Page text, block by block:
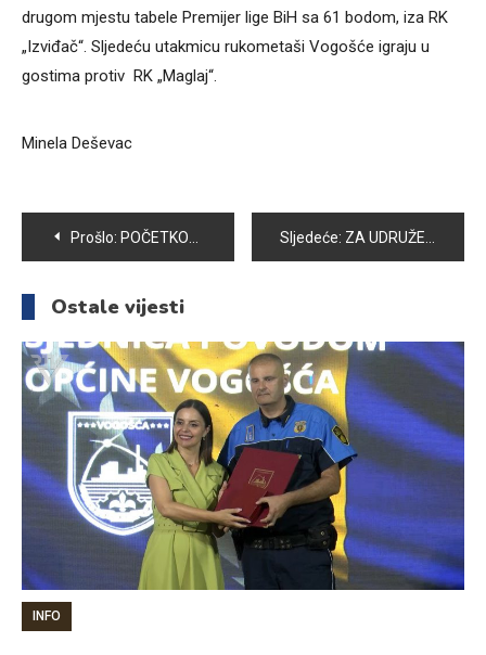
drugom mjestu tabele Premijer lige BiH sa 61 bodom, iza RK
„Izviđač“. Sljedeću utakmicu rukometaši Vogošće igraju u
gostima protiv RK „Maglaj“.
Minela Deševac
Navigacija
članaka
Prošlo: POČETKOM APRILA BIĆE POZNAT BROJ UČESNIKA MANIFESTACIJE „ČISTA VOGOŠĆA 2016“ Sljedeće: ZA UDRUŽENJE „PORODICE NESTALIH OPĆINE VOGOŠĆA „ IZ OPĆINSKOG BUDŽETA 5,500 KM
Ostale vijesti
INFO